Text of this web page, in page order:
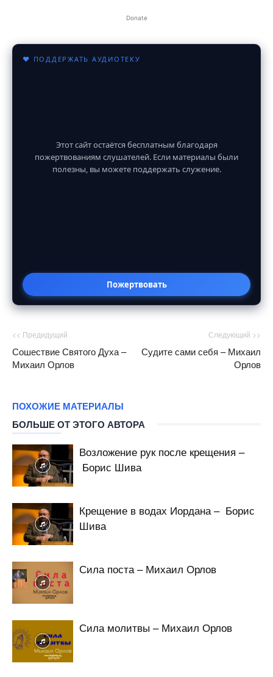
Donate
♥ ПОДДЕРЖАТЬ АУДИОТЕКУ
Этот сайт остаётся бесплатным благодаря
пожертвованиям слушателей. Если материалы были
полезны, вы можете поддержать служение.
Пожертвовать
<< Предидущий
Сошествие Святого Духа –
Михаил Орлов
Следующий >>
Судите сами себя – Михаил
Орлов
ПОХОЖИЕ МАТЕРИАЛЫ
БОЛЬШЕ ОТ ЭТОГО АВТОРА
Возложение рук после крещения –
Борис Шива
Крещение в водах Иордана – Борис
Шива
Сила поста – Михаил Орлов
Сила молитвы – Михаил Орлов